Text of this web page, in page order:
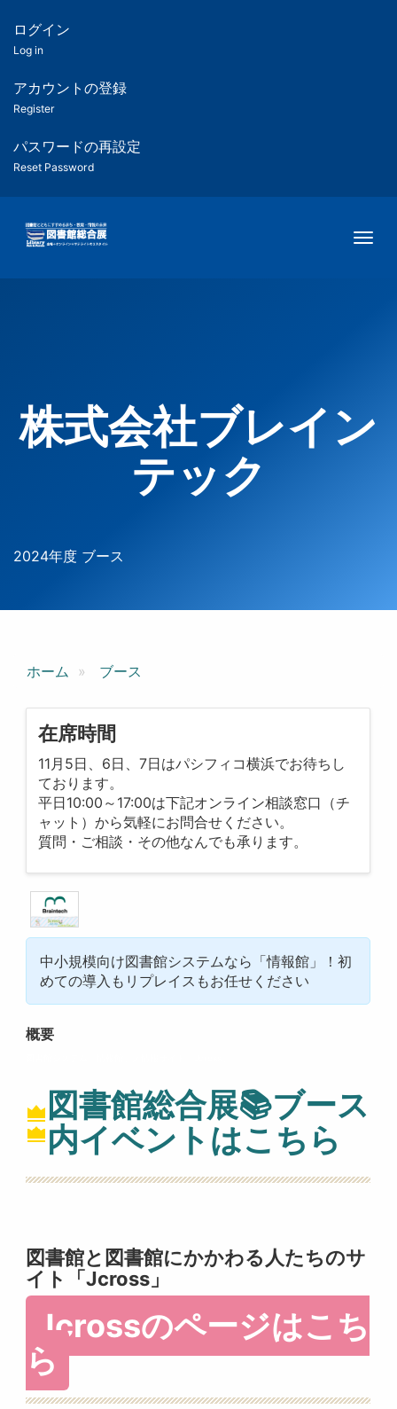
ツ
匿
名
ユ
ー
ー
用
メ
ログイン
Log in
アカウントの登録
Register
パスワードの再設定
Reset Password
株式会社ブレイン
テック
2024年度 ブース
ホーム ブース
在席時間
11月5日、6日、7日はパシフィコ横浜でお待ちし
ております。
平日10:00～17:00は下記オンライン相談窓口（チ
ャット）から気軽にお問合せください。
質問・ご相談・その他なんでも承ります。
中小規模向け図書館システムなら「情報館」！初
めての導入もリプレイスもお任せください
概要
図書館総合展📚ブース
内イベントはこちら
図書館と図書館にかかわる人たちのサ
イト「Jcross」
Jcrossのページはこち
ら